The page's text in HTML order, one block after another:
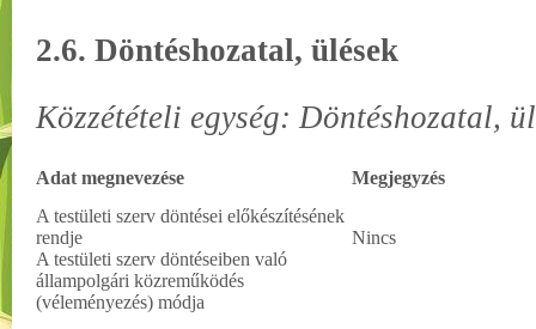
2.6. Döntéshozatal, ülések
Közzétételi egység: Döntéshozatal,
Adat megnevezése
Megjegyzés
A testületi szerv döntései előkészítésének
rendje
A testületi szerv döntéseiben való
állampolgári közreműködés
(véleményezés) módja
Nincs